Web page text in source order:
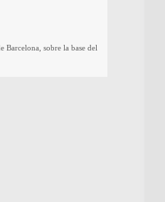
Barcelona, sobre la base del